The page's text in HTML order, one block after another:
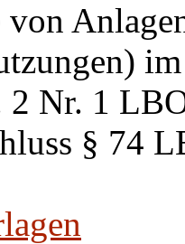
2 Nr. 1
§ 74